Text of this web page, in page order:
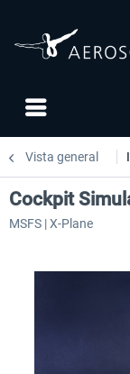
Vista general
Cockpit
MSFS | X-Plane